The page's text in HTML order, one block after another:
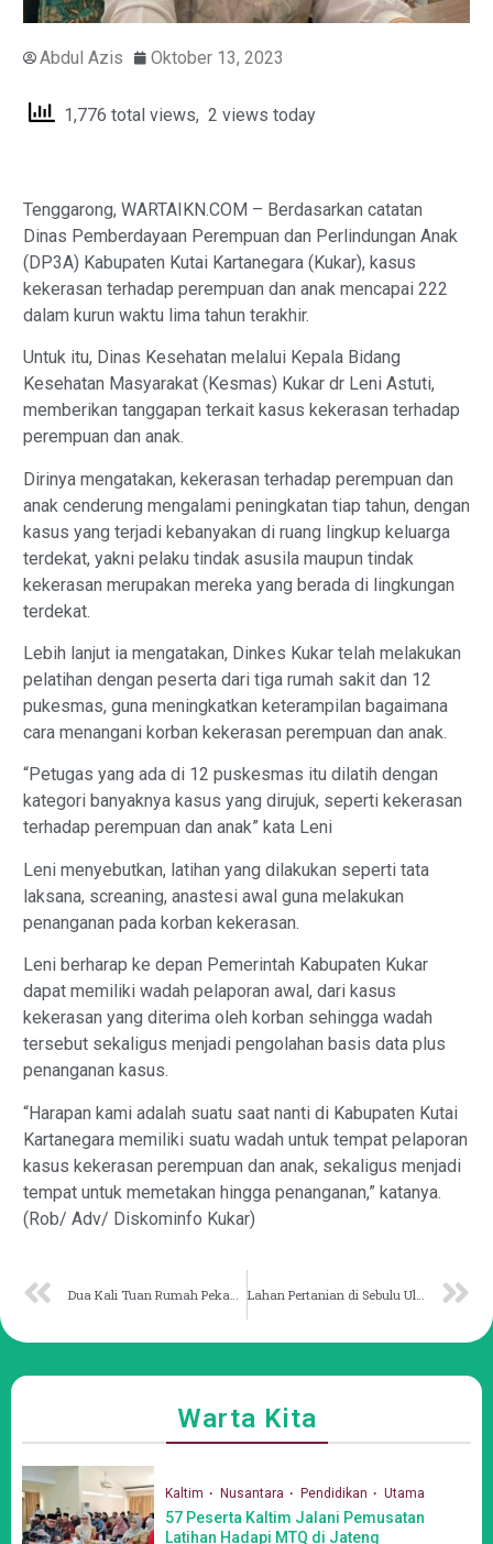
Abdul Azis Oktober 13, 2023
1,776 total views, 2 views today
Tenggarong, WARTAIKN.COM – Berdasarkan catatan
Dinas Pemberdayaan Perempuan dan Perlindungan Anak
(DP3A) Kabupaten Kutai Kartanegara (Kukar), kasus
kekerasan terhadap perempuan dan anak mencapai 222
dalam kurun waktu lima tahun terakhir.
Untuk itu, Dinas Kesehatan melalui Kepala Bidang
Kesehatan Masyarakat (Kesmas) Kukar dr Leni Astuti,
memberikan tanggapan terkait kasus kekerasan terhadap
perempuan dan anak.
Dirinya mengatakan, kekerasan terhadap perempuan dan
anak cenderung mengalami peningkatan tiap tahun, dengan
kasus yang terjadi kebanyakan di ruang lingkup keluarga
terdekat, yakni pelaku tindak asusila maupun tindak
kekerasan merupakan mereka yang berada di lingkungan
terdekat.
Lebih lanjut ia mengatakan, Dinkes Kukar telah melakukan
pelatihan dengan peserta dari tiga rumah sakit dan 12
pukesmas, guna meningkatkan keterampilan bagaimana
cara menangani korban kekerasan perempuan dan anak.
“Petugas yang ada di 12 puskesmas itu dilatih dengan
kategori banyaknya kasus yang dirujuk, seperti kekerasan
terhadap perempuan dan anak” kata Leni
Leni menyebutkan, latihan yang dilakukan seperti tata
laksana, screaning, anastesi awal guna melakukan
penanganan pada korban kekerasan.
Leni berharap ke depan Pemerintah Kabupaten Kukar
dapat memiliki wadah pelaporan awal, dari kasus
kekerasan yang diterima oleh korban sehingga wadah
tersebut sekaligus menjadi pengolahan basis data plus
penanganan kasus.
“Harapan kami adalah suatu saat nanti di Kabupaten Kutai
Kartanegara memiliki suatu wadah untuk tempat pelaporan
kasus kekerasan perempuan dan anak, sekaligus menjadi
tempat untuk memetakan hingga penanganan,” katanya.
(Rob/ Adv/ Diskominfo Kukar)
Warta Kita
Kaltim Nusantara Pendidikan Utama
57 Peserta Kaltim Jalani Pemusatan
Latihan Hadapi MTQ di Jateng